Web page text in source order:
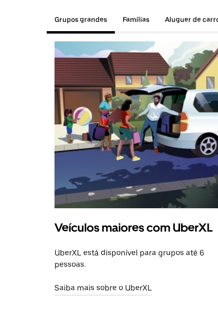
Grupos grandes Famílias Aluguer de
Veículos maiores com UberXL
UberXL está disponível para grupos até 6
pessoas.
Saiba mais sobre o UberXL